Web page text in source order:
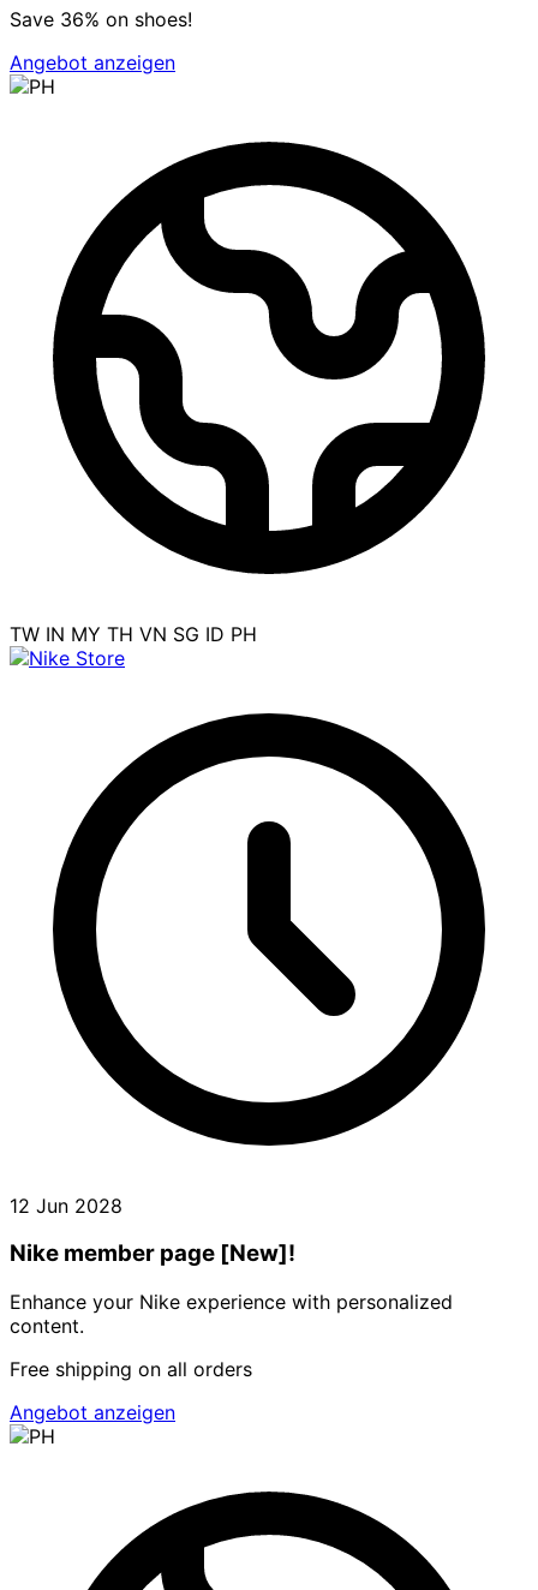
Save 36% on shoes!
Angebot anzeigen
TW IN MY TH VN SG ID PH
12 Jun 2028
Nike member page [New]!
Enhance your Nike experience with personalized
content.
Free shipping on all orders
Angebot anzeigen